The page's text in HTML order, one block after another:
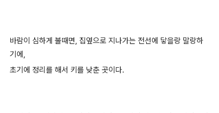
바람이 심하게 불때면, 집옆으로 지나가는 전선에 닿을랑 말랑하
기에,
초기에 정리를 해서 키를 낮춘 곳이다.